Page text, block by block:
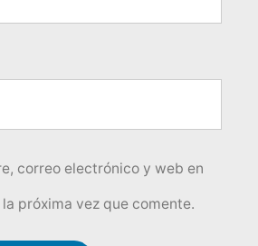
correo electrónico y web en
próxima vez que comente.